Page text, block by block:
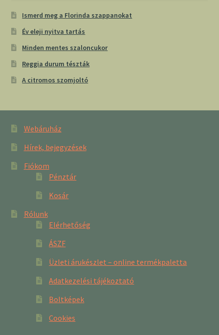
Ismerd meg a Florinda szappanokat
Év eleji nyitva tartás
Minden mentes szaloncukor
Reggia durum tészták
A citromos szomjoltó
Webáruház
Hírek, bejegyzések
Fiókom
Pénztár
Kosár
Rólunk
Elérhetőség
ÁSZF
Üzleti árukészlet – online termékpaletta
Adatkezelési tájékoztató
Boltképek
Cookies